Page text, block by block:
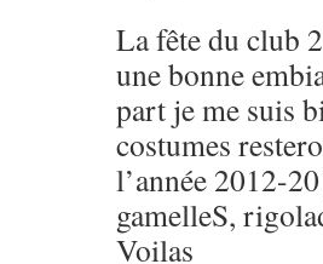
La fête du club
une bonne
part je me suis
costumes
l’année 2012-
gamelleS,
Voilas